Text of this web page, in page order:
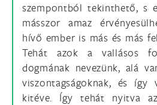
szempontból tekinthető, s
másszor amaz
hívő ember is más és más
Tehát azok a vallásos
dogmának nevezünk, alá
viszontagságoknak, és így
kitéve. Így tehát nyitva